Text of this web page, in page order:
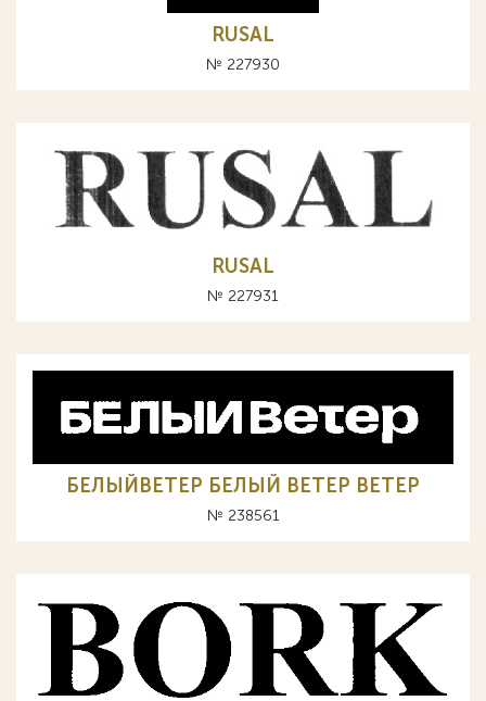
RUSAL
№ 227930
RUSAL
№ 227931
БЕЛЫЙВЕТЕР БЕЛЫЙ ВЕТЕР BETEP
№ 238561